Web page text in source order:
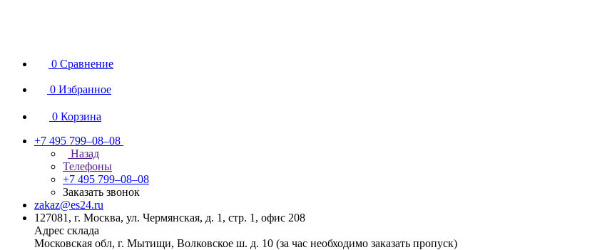
0 Сравнение
0 Избранное
0 Корзина
+7 495 799–08–08
Назад
Телефоны
+7 495 799–08–08
Заказать звонок
zakaz@es24.ru
127081, г. Москва, ул. Чермянская, д. 1, стр. 1, офис 208
Адрес склада
Московская обл, г. Мытищи, Волковское ш. д. 10 (за час необходимо заказать пропуск)